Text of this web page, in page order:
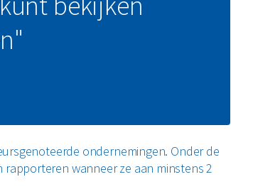
ondernemingen. Onder de
rapporteren wanneer ze aan minstens 2